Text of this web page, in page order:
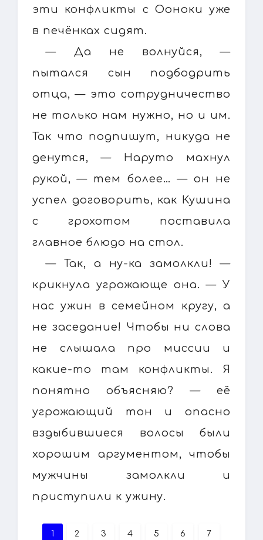
эти конфликты с Ооноки уже
в печёнках сидят.
— Да не волнуйся, —
пытался сын подбодрить
отца, — это сотрудничество
не только нам нужно, но и им.
Так что подпишут, никуда не
денутся, — Наруто махнул
рукой, — тем более… — он не
успел договорить, как Кушина
с грохотом поставила
главное блюдо на стол.
— Так, а ну-ка замолкли! —
крикнула угрожающе она. — У
нас ужин в семейном кругу, а
не заседание! Чтобы ни слова
не слышала про миссии и
какие-то там конфликты. Я
понятно объясняю? — её
угрожающий тон и опасно
вздыбившиеся волосы были
хорошим аргументом, чтобы
мужчины замолкли и
приступили к ужину.
1 2 3 4 5 6 7